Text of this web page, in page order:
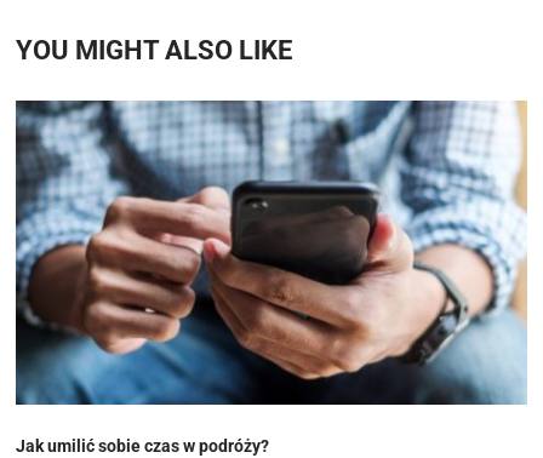
YOU MIGHT ALSO LIKE
Jak umilić sobie czas w podróży?